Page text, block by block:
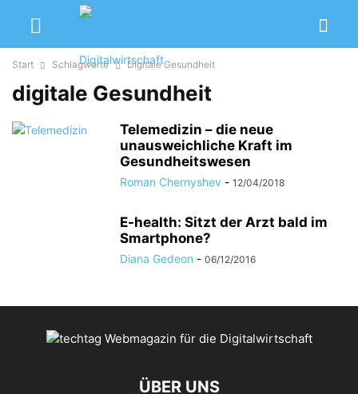
Start Schlagworte Digitale Gesundheit
digitale Gesundheit
Telemedizin – die neue
unausweichliche Kraft im
Gesundheitswesen
Roman Chernyshev - 12/04/2018
E-health: Sitzt der Arzt bald im
Smartphone?
Diana Gedeon - 06/12/2016
ÜBER UNS